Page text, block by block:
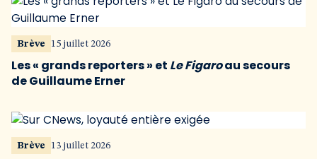
Brève 15 juillet 2026
Les « grands reporters » et Le Figaroau secours
de Guillaume Erner
Brève 13 juillet 2026